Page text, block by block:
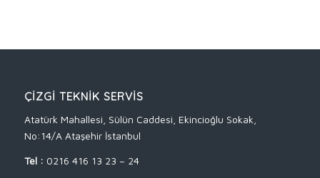
ÇİZGİ TEKNİK SERVİS
Atatürk Mahallesi, Sülün Caddesi, Ekincioğlu Sokak,
No:14/A Ataşehir İstanbul
Tel : 0216 416 13 23 – 24